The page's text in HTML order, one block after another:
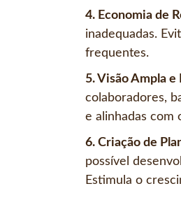
4. Economia de
inadequadas.
frequentes.
5. Visão Ampla e
colaboradores,
e alinhadas com
6. Criação de
possível
Estimula o